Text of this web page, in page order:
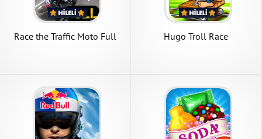
Race the Traffic Moto Full Hugo Troll Race